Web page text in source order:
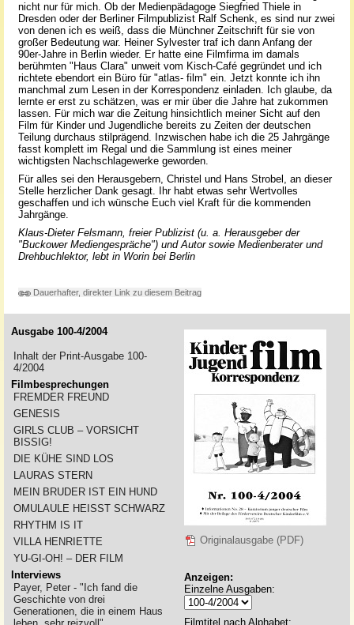
nicht nur für mich. Ob der Medienpädagoge Siegfried Thiele in
Dresden oder der Berliner Filmpublizist Ralf Schenk, es sind nur zwei
von denen ich es weiß, dass die Münchner Zeitschrift für sie von
großer Bedeutung war. Heiner Sylvester traf ich dann Anfang der
90er-Jahre in Berlin wieder. Er hatte eine Filmfirma im damals
berühmten "Haus Clara" unweit vom Kisch-Café gegründet und ich
richtete ebendort ein Büro für "atlas- film" ein. Jetzt konnte ich ihn
manchmal zum Lesen in der Korrespondenz einladen. Ich glaube, da
lernte er erst zu schätzen, was er mir über die Jahre hat zukommen
lassen. Für mich war die Zeitung hinsichtlich meiner Sicht auf den
Film für Kinder und Jugendliche bereits zu Zeiten der deutschen
Teilung durchaus stilprägend. Inzwischen habe ich die 25 Jahrgänge
fasst komplett im Regal und die Sammlung ist eines meiner
wichtigsten Nachschlagewerke geworden.
Für alles sei den Herausgebern, Christel und Hans Strobel, an dieser
Stelle herzlicher Dank gesagt. Ihr habt etwas sehr Wertvolles
geschaffen und ich wünsche Euch viel Kraft für die kommenden
Jahrgänge.
Klaus-Dieter Felsmann, freier Publizist (u. a. Herausgeber der
"Buckower Mediengespräche") und Autor sowie Medienberater und
Drehbuchlektor, lebt in Worin bei Berlin
Dauerhafter, direkter Link zu diesem Beitrag
Ausgabe 100-4/2004
Inhalt der Print-Ausgabe 100-
4/2004
Filmbesprechungen
FREMDER FREUND
GENESIS
GIRLS CLUB – VORSICHT
BISSIG!
DIE KÜHE SIND LOS
LAURAS STERN
MEIN BRUDER IST EIN HUND
OMULAULE HEISST SCHWARZ
RHYTHM IS IT
VILLA HENRIETTE
YU-GI-OH! – DER FILM
Interviews
Payer, Peter - "Ich fand die
Geschichte von drei
Generationen, die in einem Haus
Originalausgabe (PDF)
Anzeigen:
Einzelne Ausgaben:
Filmtitel nach Alphabet: